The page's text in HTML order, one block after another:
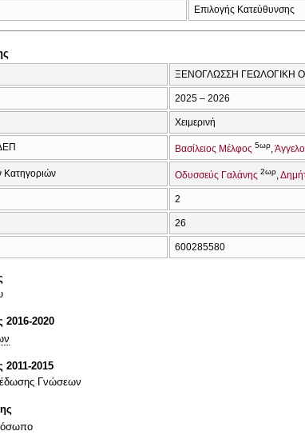
Επιλογής Κατεύθυνσης
ΞΕΝΟΓΛΩΣΣΗ ΓΕΩΛΟΓΙΚΗ
2025 – 2026
Χειμερινή
Βασίλειος Μέλφος 5ωρ
Κατηγοριών Οδυσσεύς Γαλάνης 2ωρ
2
26
600285580
2020
2015
Γνώσεων